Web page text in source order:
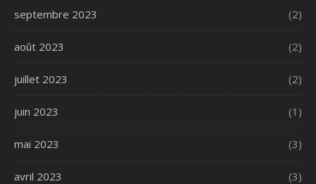
septembre 2023 (2)
août 2023 (2)
juillet 2023 (2)
juin 2023 (1)
mai 2023 (3)
avril 2023 (3)